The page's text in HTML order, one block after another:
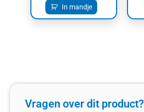
In mandje
Vragen over dit product?